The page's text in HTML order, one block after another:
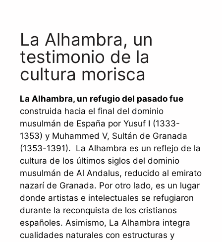
La Alhambra, un
testimonio de la
cultura morisca
La Alhambra, un refugio del pasado fue
construida hacia el final del dominio
musulmán de España por Yusuf I (1333-
1353) y Muhammed V, Sultán de Granada
(1353-1391). La Alhambra es un reflejo de la
cultura de los últimos siglos del dominio
musulmán de Al Andalus, reducido al emirato
nazarí de Granada. Por otro lado, es un lugar
donde artistas e intelectuales se refugiaron
durante la reconquista de los cristianos
españoles. Asimismo, La Alhambra integra
cualidades naturales con estructuras y